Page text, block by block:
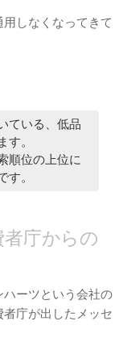
しなくなってきて
ている、低品
。
順位の上位に
。
者庁からの
ーツという会社の
庁が出したメッセ